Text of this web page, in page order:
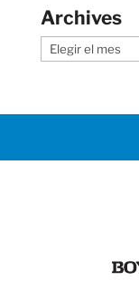
Archives
Archives